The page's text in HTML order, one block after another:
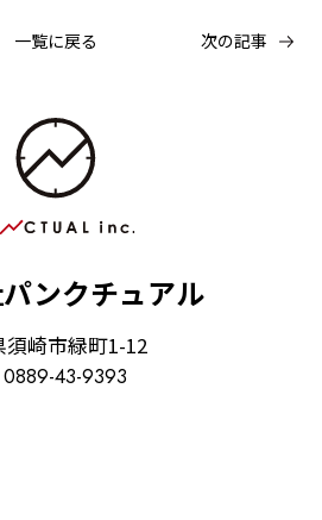
一覧に戻る 次の記事
ンクチュアル
須崎市緑町1-12
0889-43-9393